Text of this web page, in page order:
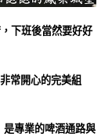
下班後當然要好好
常開心的完美組
是專業的啤酒通路與